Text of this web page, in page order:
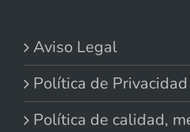
Aviso Legal
Política de Privacidad
Política de calidad,